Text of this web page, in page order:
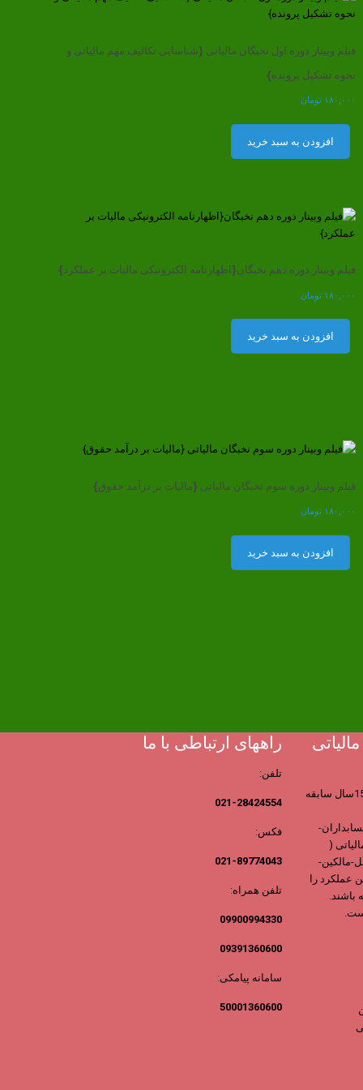
فیلم وبینار دوره اول نخبگان مالیاتی {شناسایی تکالیف مهم مالیاتی و
نحوه تشکیل پرونده}
۱۸۰,۰۰۰ تومان
افزودن به سبد خرید
فیلم وبینار دوره دهم نخبگان{اظهارنامه الکترونیکی مالیات بر عملکرد}
۱۸۰,۰۰۰ تومان
افزودن به سبد خرید
فیلم وبینار دوره سوم نخبگان مالیاتی {مالیات بر درآمد حقوق}
۱۸۰,۰۰۰ تومان
افزودن به سبد خرید
راههای ارتباطی با ما
تلفن:
021-28424554
فکس:
021-89774043
تلفن همراه:
09900994330
09391360600
سامانه پیامکی:
50001360600
مرجع مشاوران مالیاتی ایران با بیش از 15سال سابقه
(
مالکین-
عملکرد را
باشند.